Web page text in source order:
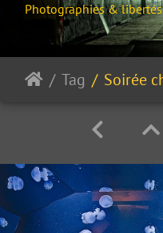
Photographies & libertés
Tag